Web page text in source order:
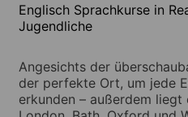
Englisch Sprachkurse in
Jugendliche
Angesichts der
der perfekte Ort, um jede
erkunden – außerdem liegt